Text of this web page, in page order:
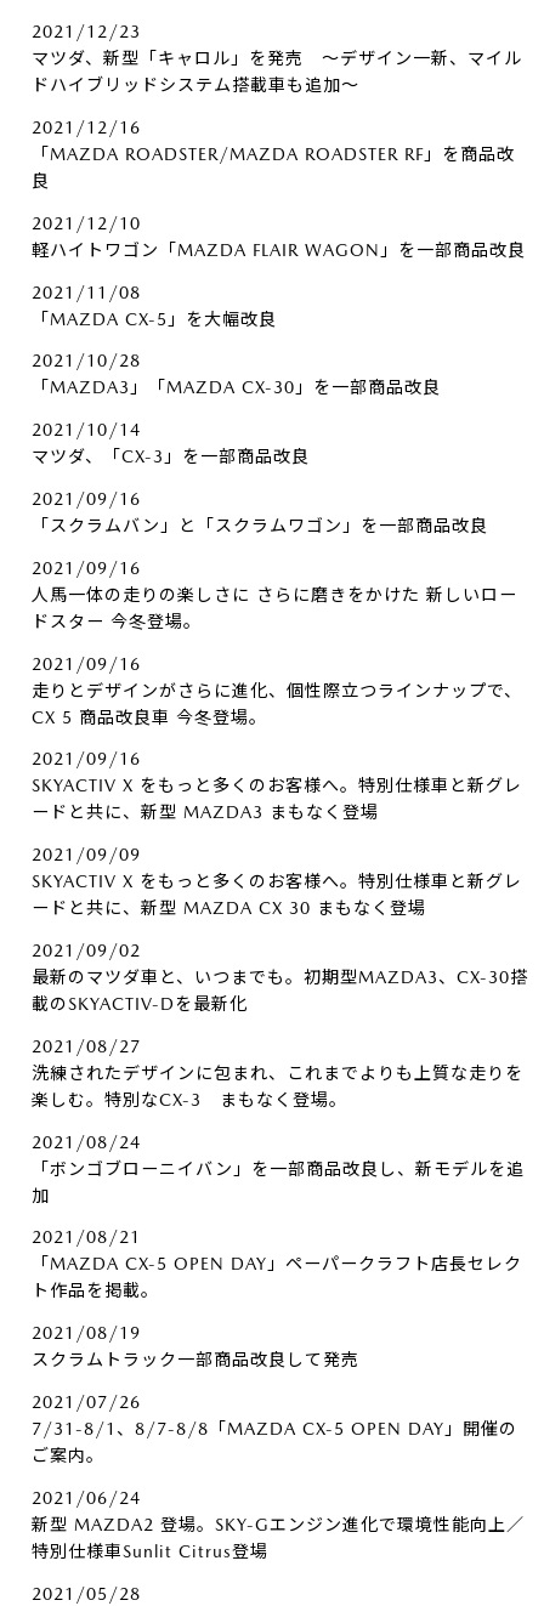
2021/12/23
マツダ、新型「キャロル」を発売 ～デザイン一新、マイル
ドハイブリッドシステム搭載車も追加～
2021/12/16
「MAZDA ROADSTER/MAZDA ROADSTER RF」を商品改
良
2021/12/10
軽ハイトワゴン「MAZDA FLAIR WAGON」を一部商品改良
2021/11/08
「MAZDA CX-5」を大幅改良
2021/10/28
「MAZDA3」「MAZDA CX-30」を一部商品改良
2021/10/14
マツダ、「CX-3」を一部商品改良
2021/09/16
「スクラムバン」と「スクラムワゴン」を一部商品改良
2021/09/16
人馬一体の走りの楽しさに さらに磨きをかけた 新しいロー
ドスター 今冬登場。
2021/09/16
走りとデザインがさらに進化、個性際立つラインナップで、
CX 5 商品改良車 今冬登場。
2021/09/16
SKYACTIV X をもっと多くのお客様へ。特別仕様車と新グレ
ードと共に、新型 MAZDA3 まもなく登場
2021/09/09
SKYACTIV X をもっと多くのお客様へ。特別仕様車と新グレ
ードと共に、新型 MAZDA CX 30 まもなく登場
2021/09/02
最新のマツダ車と、いつまでも。初期型MAZDA3、CX-30搭
載のSKYACTIV-Dを最新化
2021/08/27
洗練されたデザインに包まれ、これまでよりも上質な走りを
楽しむ。特別なCX-3 まもなく登場。
2021/08/24
「ボンゴブローニイバン」を一部商品改良し、新モデルを追
加
2021/08/21
「MAZDA CX-5 OPEN DAY」ペーパークラフト店長セレク
ト作品を掲載。
2021/08/19
スクラムトラック一部商品改良して発売
2021/07/26
7/31-8/1、8/7-8/8「MAZDA CX-5 OPEN DAY」開催の
ご案内。
2021/06/24
新型 MAZDA2 登場。SKY-Gエンジン進化で環境性能向上／
特別仕様車Sunlit Citrus登場
2021/05/28